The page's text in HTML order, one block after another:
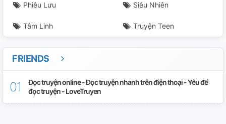
Phiêu Lưu Siêu Nhiên
Tâm Linh Truyện Teen
FRIENDS
Đọc truyện online - Đọc truyện nhanh trên điện thoại - Yêu để
đọc truyện - LoveTruyen